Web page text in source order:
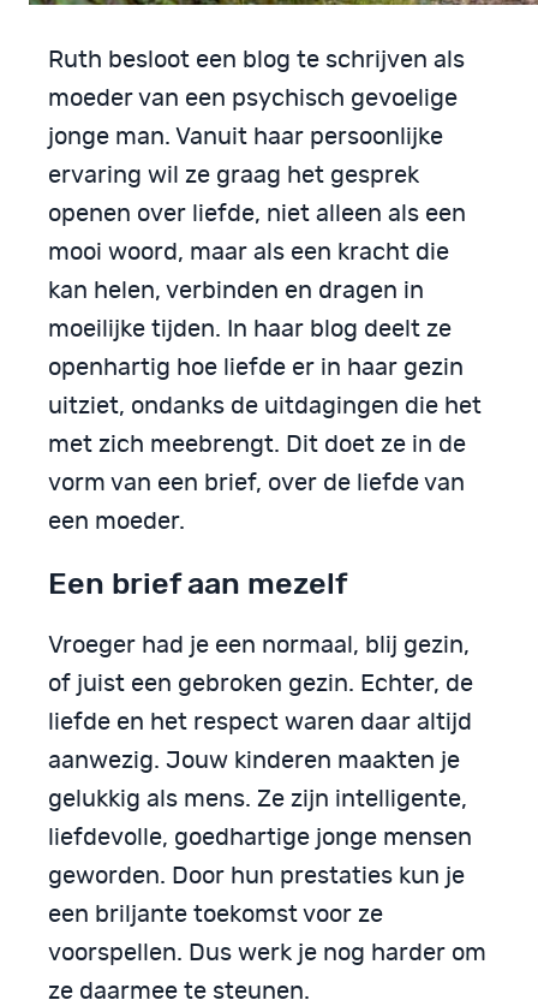
Ruth besloot een blog te schrijven als
moeder van een psychisch gevoelige
jonge man. Vanuit haar persoonlijke
ervaring wil ze graag het gesprek
openen over liefde, niet alleen als een
mooi woord, maar als een kracht die
kan helen, verbinden en dragen in
moeilijke tijden. In haar blog deelt ze
openhartig hoe liefde er in haar gezin
uitziet, ondanks de uitdagingen die het
met zich meebrengt. Dit doet ze in de
vorm van een brief, over de liefde van
een moeder.
Een brief aan mezelf
Vroeger had je een normaal, blij gezin,
of juist een gebroken gezin. Echter, de
liefde en het respect waren daar altijd
aanwezig. Jouw kinderen maakten je
gelukkig als mens. Ze zijn intelligente,
liefdevolle, goedhartige jonge mensen
geworden. Door hun prestaties kun je
een briljante toekomst voor ze
voorspellen. Dus werk je nog harder om
ze daarmee te steunen.